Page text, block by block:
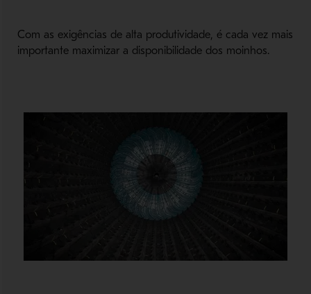
Com as exigências de alta produtividade, é cada vez mais
importante maximizar a disponibilidade dos moinhos.